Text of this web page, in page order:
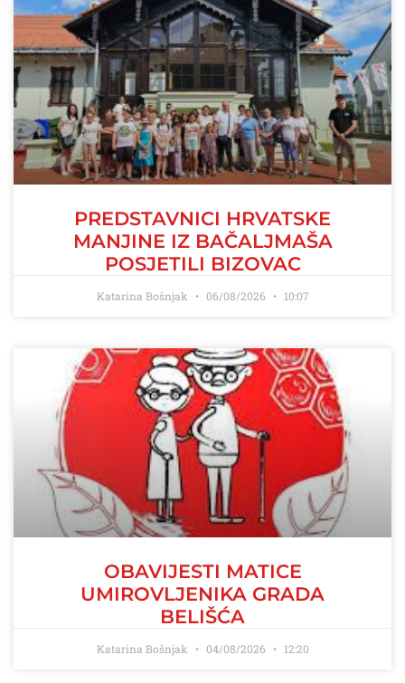
PREDSTAVNICI HRVATSKE
MANJINE IZ BAČALJMAŠA
POSJETILI BIZOVAC
Katarina Bošnjak 06/08/2026 10:07
OBAVIJESTI MATICE
UMIROVLJENIKA GRADA
BELIŠĆA
Katarina Bošnjak 04/08/2026 12:20